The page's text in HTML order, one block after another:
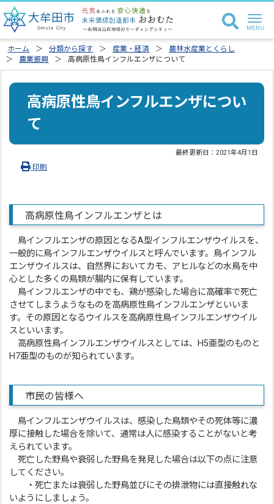
ホーム 分類から探す 産業・経済
農林水産業とくらし
農業振興
高病原性鳥インフルエンザについて
高病原性鳥インフルエンザについ
て
最終更新日：2021年4月1日
印刷
高病原性鳥インフルエンザとは
鳥インフルエンザの原因となるA型インフルエンザウイルスを、
一般的に鳥インフルエンザウイルスと呼んでいます。鳥インフル
エンザウイルスは、自然界においてカモ、アヒルなどの水鳥を中
心とした多くの鳥類が腸内に保有しています。
鳥インフルエンザの中でも、鶏が感染した場合に高確率で死亡
させてしまうようなものを高病原性鳥インフルエンザといいま
す。その原因となるウイルスを高病原性鳥インフルエンザウイル
スといいます。
高病原性鳥インフルエンザウイルスとしては、H5亜型のものと
H7亜型のものが知られています。
市民の皆様へ
鳥インフルエンザウイルスは、感染した鳥類やその死体等に濃
厚に接触した場合を除いて、通常は人に感染することがないと考
えられています。
死亡した野鳥や衰弱した野鳥を発見した場合は以下の点に注意
してください。
・死亡または衰弱した野鳥並びにその排泄物には直接触れな
いようにしましょう。